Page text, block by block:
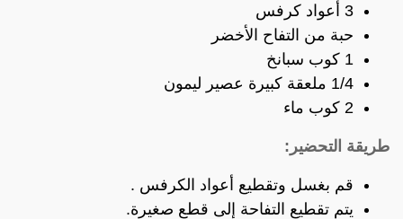
3 أعواد كرفس
حبة من التفاح الأخضر
1 كوب سبانخ
1/4 ملعقة كبيرة عصير ليمون
2 كوب ماء
طريقة التحضير:
قم بغسل وتقطيع أعواد الكرفس .
يتم تقطيع التفاحة إلى قطع صغيرة.